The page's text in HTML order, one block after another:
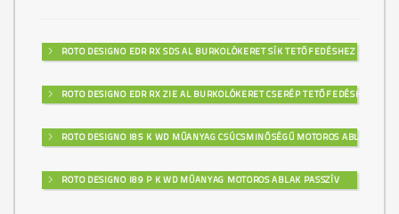
ROTO DESIGNO EDR RX SDS AL BURKOLÓKERET SÍK TETŐFEDÉSHEZ
ROTO DESIGNO EDR RX ZIE AL BURKOLÓKERET CSERÉP TETŐFEDÉSHEZ
ROTO DESIGNO I85 K WD MŰANYAG CSÚCSMINŐSÉGŰ MOTOROS ABLAK
ROTO DESIGNO I89 P K WD MŰANYAG MOTOROS ABLAK PASSZÍV